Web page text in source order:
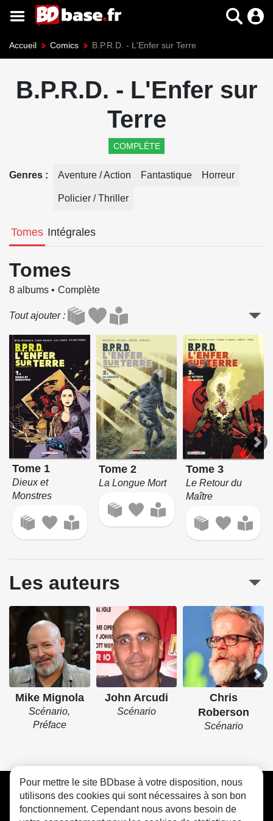
Accueil Comics B.P.R.D. - L'Enfer sur Terre
B.P.R.D. - L'Enfer sur
Terre
COMPLÈTE
Genres Aventure / Action Fantastique Horreur
Policier / Thriller
Tomes Intégrales
Tomes
8 albums Complète
Tout ajouter
Tome 1
Dieux et
Monstres
Tome 2
La Longue Mort
Tome 3
Le Retour du
Maître
Les auteurs
Mike Mignola
Scénario,
Préface
John Arcudi
Scénario
Chris
Roberson
Scénario
CGU FAQ Contact Cookies
Pour mettre le site BDbase à votre disposition, nous
utilisons des cookies qui sont nécessaires à son bon
fonctionnement. Cependant nous avons besoin de